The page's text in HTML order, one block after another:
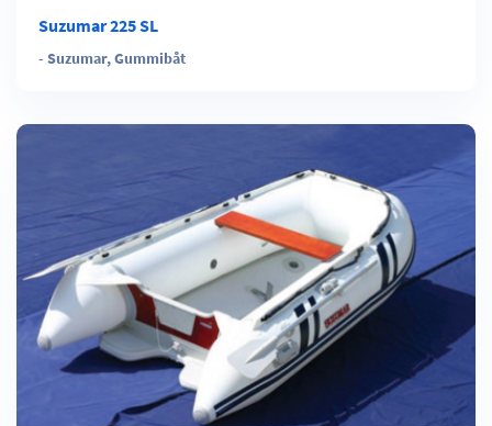
Suzumar 225 SL
- Suzumar,Gummibåt